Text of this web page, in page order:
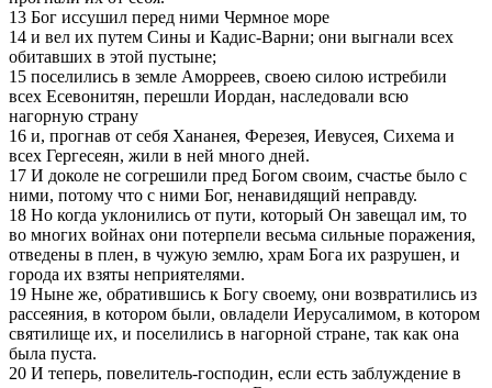
13 Бог иссушил перед ними Чермное море
14 и вел их путем Сины и Кадис-Варни; они выгнали всех
обитавших в этой пустыне;
15 поселились в земле Аморреев, своею силою истребили
всех Есевонитян, перешли Иордан, наследовали всю
нагорную страну
16 и, прогнав от себя Хананея, Ферезея, Иевусея, Сихема и
всех Гергесеян, жили в ней много дней.
17 И доколе не согрешили пред Богом своим, счастье было с
ними, потому что с ними Бог, ненавидящий неправду.
18 Но когда уклонились от пути, который Он завещал им, то
во многих войнах они потерпели весьма сильные поражения,
отведены в плен, в чужую землю, храм Бога их разрушен, и
города их взяты неприятелями.
19 Ныне же, обратившись к Богу своему, они возвратились из
рассеяния, в котором были, овладели Иерусалимом, в котором
святилище их, и поселились в нагорной стране, так как она
была пуста.
20 И теперь, повелитель-господин, если есть заблуждение в